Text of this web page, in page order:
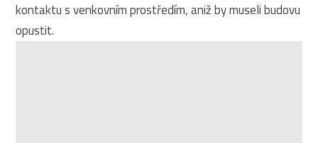
kontaktu s venkovním prostředím, aniž by museli budovu
opustit.